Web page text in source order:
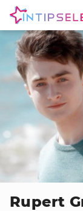
Rupert